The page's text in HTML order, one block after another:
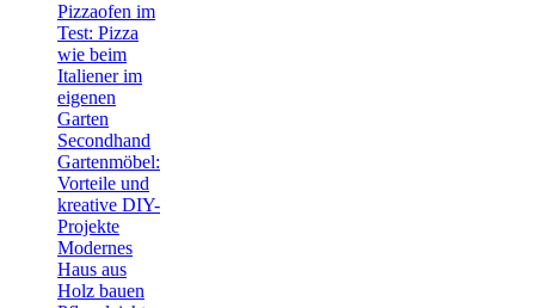
Pizzaofen im
Test: Pizza
wie beim
Italiener im
eigenen
Garten
Secondhand
Gartenmöbel:
Vorteile und
kreative DIY-
Projekte
Modernes
Haus aus
Holz bauen